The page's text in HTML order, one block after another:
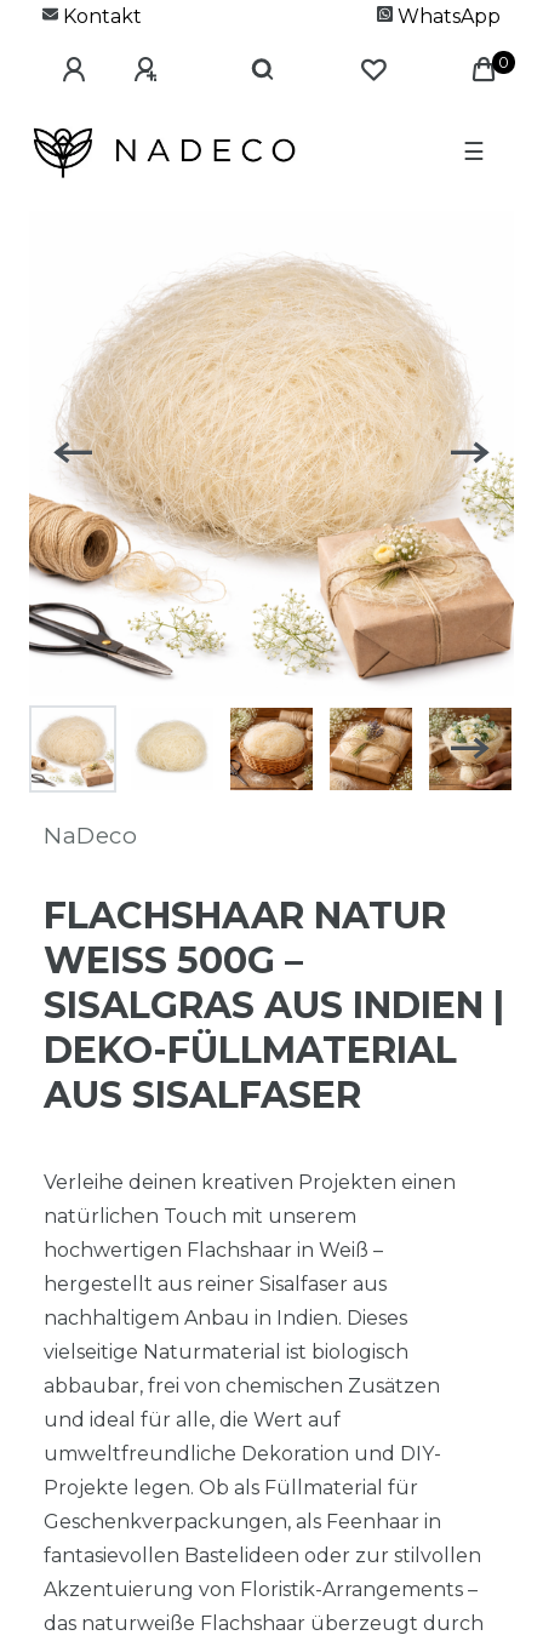
Kontakt WhatsApp
0
☰
NaDeco
FLACHSHAAR NATUR
WEISS 500G – S
ISALGRAS AUS INDIEN | D
EKO-FÜLLMATERIAL A
US SISALFASER
Verleihe deinen kreativen Projekten einen
natürlichen Touch mit unserem
hochwertigen Flachshaar in Weiß –
hergestellt aus reiner Sisalfaser aus
nachhaltigem Anbau in Indien. Dieses
vielseitige Naturmaterial ist biologisch
abbaubar, frei von chemischen Zusätzen
und ideal für alle, die Wert auf
umweltfreundliche Dekoration und DIY-
Projekte legen. Ob als Füllmaterial für
Geschenkverpackungen, als Feenhaar in
fantasievollen Bastelideen oder zur stilvollen
Akzentuierung von Floristik-Arrangements –
das naturweiße Flachshaar überzeugt durch